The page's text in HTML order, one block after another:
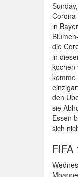
in
die
in
kochen
komme
den
sie
Essen
sich
FIFA